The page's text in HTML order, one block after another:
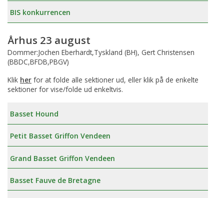
BIS konkurrencen
Århus 23 august
Dommer:Jochen Eberhardt,Tyskland (BH), Gert Christensen
(BBDC,BFDB,PBGV)
Klik her for at folde alle sektioner ud, eller klik på de enkelte
sektioner for vise/folde ud enkeltvis.
Basset Hound
Petit Basset Griffon Vendeen
Grand Basset Griffon Vendeen
Basset Fauve de Bretagne